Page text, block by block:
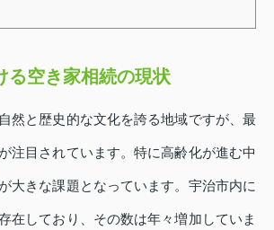
る空き家相続の現状
然と歴史的な文化を誇る地域ですが、最
注目されています。特に高齢化が進む中
大きな課題となっています。宇治市内に
在しており、その数は年々増加していま